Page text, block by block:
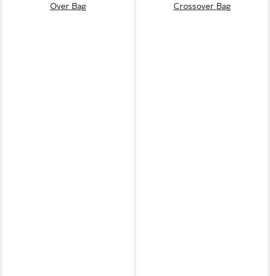
Over Bag
Crossover Bag